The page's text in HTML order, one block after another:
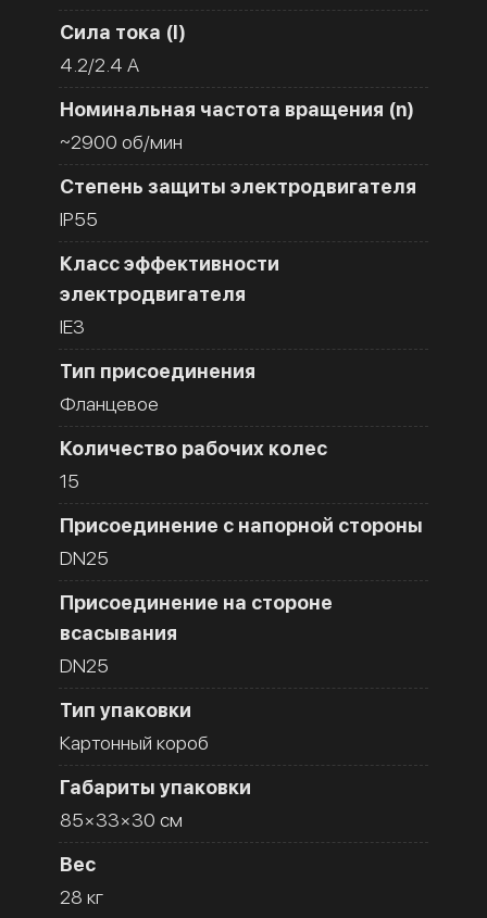
Сила тока (I)
4.2/2.4 A
Номинальная частота вращения (n)
~2900 об/мин
Степень защиты электродвигателя
IP55
Класс эффективности
электродвигателя
IE3
Тип присоединения
Фланцевое
Количество рабочих колес
15
Присоединение с напорной стороны
DN25
Присоединение на стороне
всасывания
DN25
Тип упаковки
Картонный короб
Габариты упаковки
85×33×30 см
Вес
28 кг